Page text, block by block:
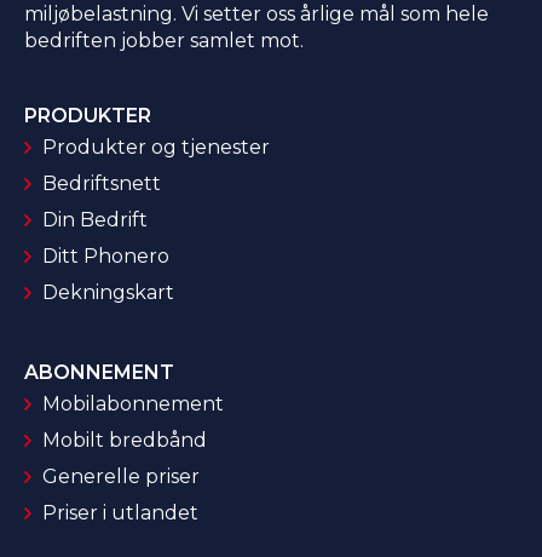
miljøbelastning. Vi setter oss årlige mål som hele
bedriften jobber samlet mot.
PRODUKTER
Produkter og tjenester
Bedriftsnett
Din Bedrift
Ditt Phonero
Dekningskart
ABONNEMENT
Mobilabonnement
Mobilt bredbånd
Generelle priser
Priser i utlandet